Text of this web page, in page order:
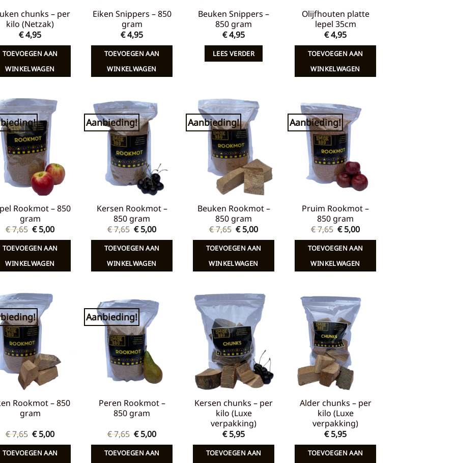
chunks – per
kilo (Netzak)
€4,95
TOEVOEGEN AAN
WINKELWAGEN
Eiken Snippers – 850
gram
€4,95
TOEVOEGEN AAN
WINKELWAGEN
Beuken Snippers –
850 gram
€4,95
LEES VERDER
Olijfhouten platte
lepel 35cm
€4,95
TOEVOEGEN AAN
WINKELWAGEN
Toevoegen
aan
verlanglijst
Rookmot – 850
gram
€7,65 Oorspronkelijke
prijs
was:
€ 7,65.
€5,00Huidige
is:
€ 5,00.
TOEVOEGEN AAN
WINKELWAGEN
Aanbieding!
Toevoegen
aan
verlanglijst
Kersen Rookmot –
850 gram
€7,65 Oorspronkelijke
prijs
was:
€ 7,65.
€5,00Huidige
is:
€ 5,00.
TOEVOEGEN AAN
WINKELWAGEN
Aanbieding!
Toevoegen
aan
verlanglijst
Beuken Rookmot –
850 gram
€7,65 Oorspronkelijke
prijs
was:
€ 7,65.
€5,00Huidige
is:
€ 5,00.
TOEVOEGEN AAN
WINKELWAGEN
Aanbieding!
Toevoegen
verlanglijst
Pruim Rookmot –
850 gram
€7,65 Oorspronkelijke
prijs
was:
€ 7,65.
€5,00Huidige
is:
€ 5,00.
TOEVOEGEN AAN
WINKELWAGEN
Toevoegen
verlanglijst
Rookmot – 850
gram
€7,65 Oorspronkelijke
prijs
was:
€ 7,65.
€5,00Huidige
is:
€ 5,00.
TOEVOEGEN AAN
Aanbieding!
Toevoegen
verlanglijst
Peren Rookmot –
850 gram
€7,65 Oorspronkelijke
prijs
was:
€ 7,65.
€5,00Huidige
is:
€ 5,00.
TOEVOEGEN AAN
Toevoegen
aan
verlanglijst
Kersen chunks – per
kilo (Luxe
verpakking)
€5,95
TOEVOEGEN AAN
Toevoegen
aan
verlanglijst
Alder chunks – per
kilo (Luxe
verpakking)
€5,95
TOEVOEGEN AAN